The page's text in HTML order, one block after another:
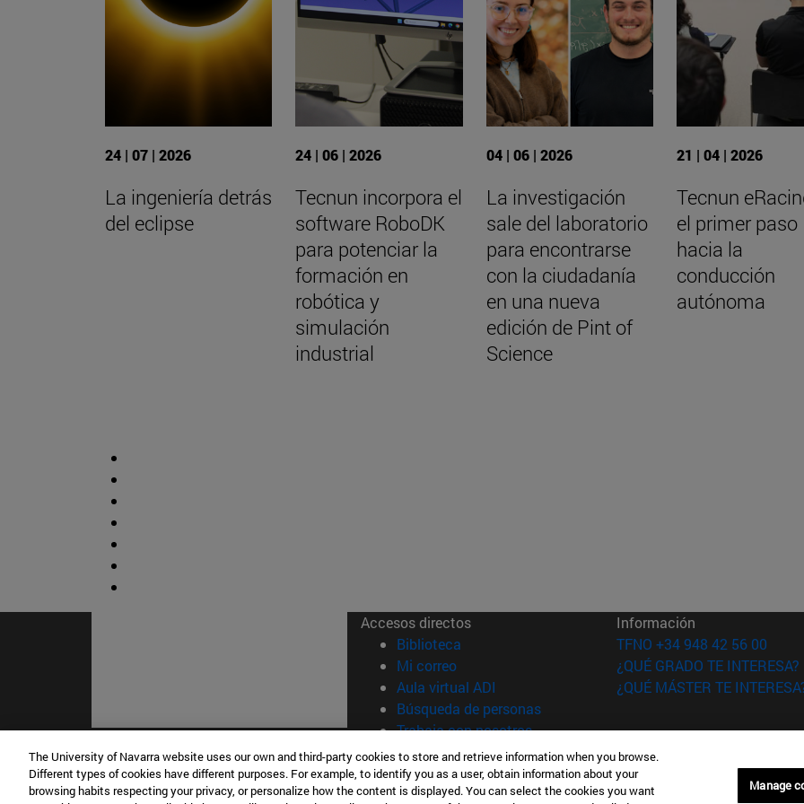
24 | 07 | 2026
La ingeniería detrás
del eclipse
24 | 06 | 2026
Tecnun incorpora el
software RoboDK
para potenciar la
formación en
robótica y
simulación
industrial
04 | 06 | 2026
La investigación
sale del laboratorio
para encontrarse
con la ciudadanía
en una nueva
edición de Pint of
Science
21 | 04 | 2026
Tecnun
el primer paso
hacia la
conducción
autónoma
Accesos directos
Biblioteca (abre en nueva ventana)
Mi correo(abre en nueva ventana)
Aula virtual ADI (abre en nueva ventana)
Búsqueda de personas(abre en nueva ventana)
Trabaja con nosotros(abre en nueva ventana)
Información
TFNO +34 948 42 56 00
¿QUÉ GRADO TE INTERESA?
¿QUÉ MÁSTER TE
© Universidad de
Navarra
Información legal
The University of Navarra website uses our own and third-party cookies to store and retrieve information when you browse.
Different types of cookies have different purposes. For example, to identify you as a user, obtain information about your
browsing habits respecting your privacy, or personalize how the content is displayed. You can select the cookies you want
Manage